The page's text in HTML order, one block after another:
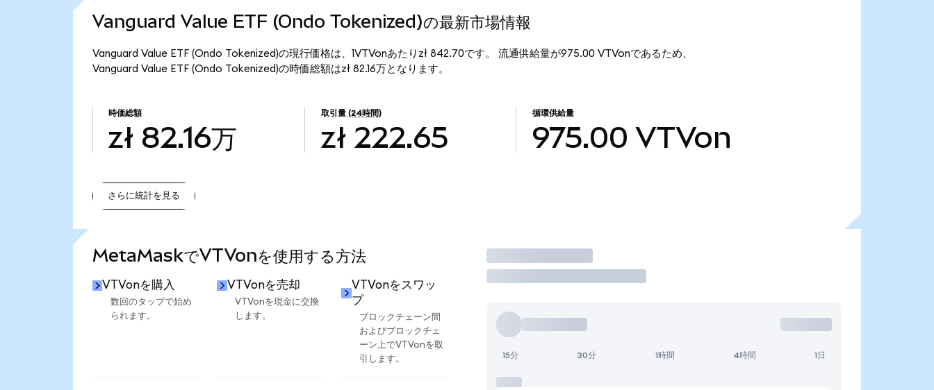
Vanguard Value ETF (Ondo Tokenized)の最新市場情報
Vanguard Value ETF (Ondo Tokenized)の現行価格は、1VTVonあたりzł 842.70です。 流通供給量が975.00 VTVonであるため、
Vanguard Value ETF (Ondo Tokenized)の時価総額はzł 82.16万となります。
時価総額
zł 82.16万
取引量 (24時間)
zł 222.65
循環供給量
975.00 VTVon
さらに統計を見る
MetaMaskでVTVonを使用する方法
VTVonを購入
数回のタップで始め
られます。
VTVonを売却
VTVonを現金に交換
します。
VTVonをスワッ
プ
ブロックチェーン間
およびブロックチェ
ーン上でVTVonを取
引します。
取引
15分 30分 1時間 4時間 1日